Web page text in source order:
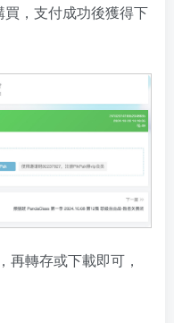
買，支付成功後獲得下
再轉存或下載即可，